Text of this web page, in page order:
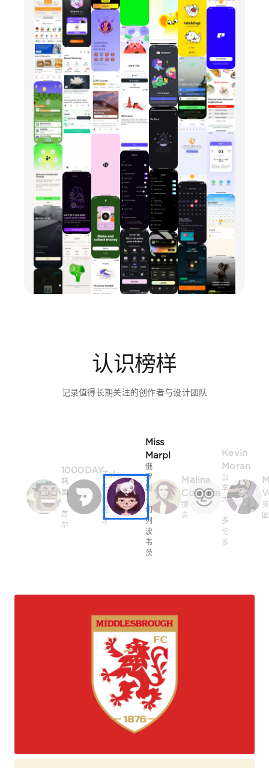
认识榜样
记录值得长期关注的创作者与设计团队
1000DAY
韩
国
·
首
尔
Zalo
Estévez
西
班
牙
Miss
Marpl
俄
罗
斯
·
切
列
波
韦
茨
Malina
Cosmica
捷
克
Kevin
Moran
加
拿
大
·
多
伦
多
英
国